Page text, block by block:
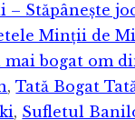
– Stăpânește
Minții de
mai bogat om
,Tată Bogat
, Sufletul